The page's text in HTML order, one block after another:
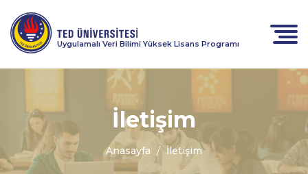
Uygulamalı Veri Bilimi Yüksek Lisans Programı
İletişim
Anasayfa İletişim